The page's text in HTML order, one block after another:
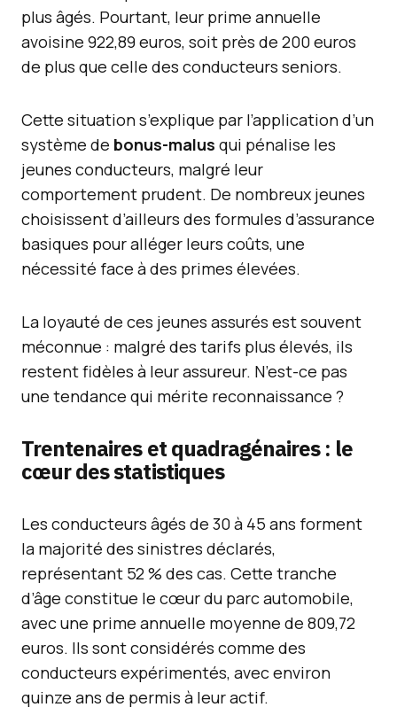
plus âgés. Pourtant, leur prime annuelle
avoisine 922,89 euros, soit près de 200 euros
de plus que celle des conducteurs seniors.
Cette situation s’explique par l’application d’un
système de bonus-malus qui pénalise les
jeunes conducteurs, malgré leur
comportement prudent. De nombreux jeunes
choisissent d’ailleurs des formules d’assurance
basiques pour alléger leurs coûts, une
nécessité face à des primes élevées.
La loyauté de ces jeunes assurés est souvent
méconnue : malgré des tarifs plus élevés, ils
restent fidèles à leur assureur. N’est-ce pas
une tendance qui mérite reconnaissance ?
Trentenaires et quadragénaires : le
cœur des statistiques
Les conducteurs âgés de 30 à 45 ans forment
la majorité des sinistres déclarés,
représentant 52 % des cas. Cette tranche
d’âge constitue le cœur du parc automobile,
avec une prime annuelle moyenne de 809,72
euros. Ils sont considérés comme des
conducteurs expérimentés, avec environ
quinze ans de permis à leur actif.